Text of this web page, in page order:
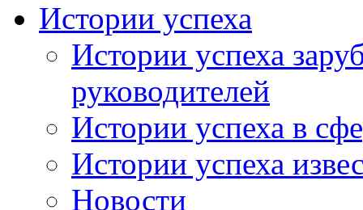
Истории успеха
Истории успеха
руководителей
Истории успеха в
Истории успеха
Новости